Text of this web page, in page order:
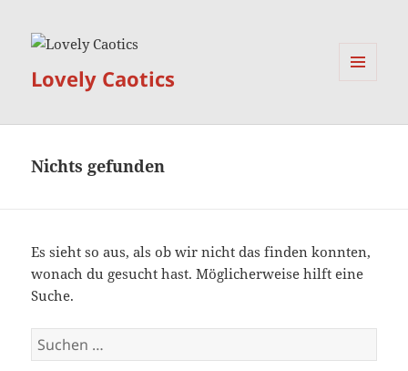
Lovely Caotics
Nichts gefunden
Es sieht so aus, als ob wir nicht das finden konnten,
wonach du gesucht hast. Möglicherweise hilft eine
Suche.
Suchen
nach: